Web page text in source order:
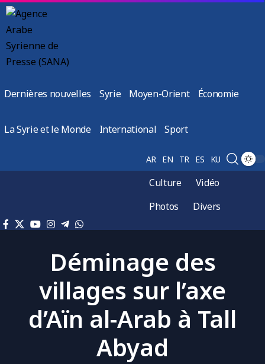
Dernières nouvelles Syrie Moyen-Orient Économie
La Syrie et le Monde International Sport
AR EN TR ES KU
Culture
Vidéo
Photos
Divers
Déminage des
villages sur l’axe
d’Aïn al-Arab à Tall
Abyad